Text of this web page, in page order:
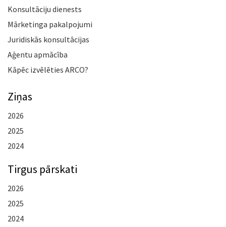
Konsultāciju dienests
Mārketinga pakalpojumi
Juridiskās konsultācijas
Aģentu apmācība
Kāpēc izvēlēties ARCO?
Ziņas
2026
2025
2024
Tirgus pārskati
2026
2025
2024